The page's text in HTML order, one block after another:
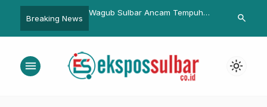
Breaking News
Jika Randis Tak
Ngobrol Pelataran Ala Bupati
Dukung
Program
search
menu light_mode